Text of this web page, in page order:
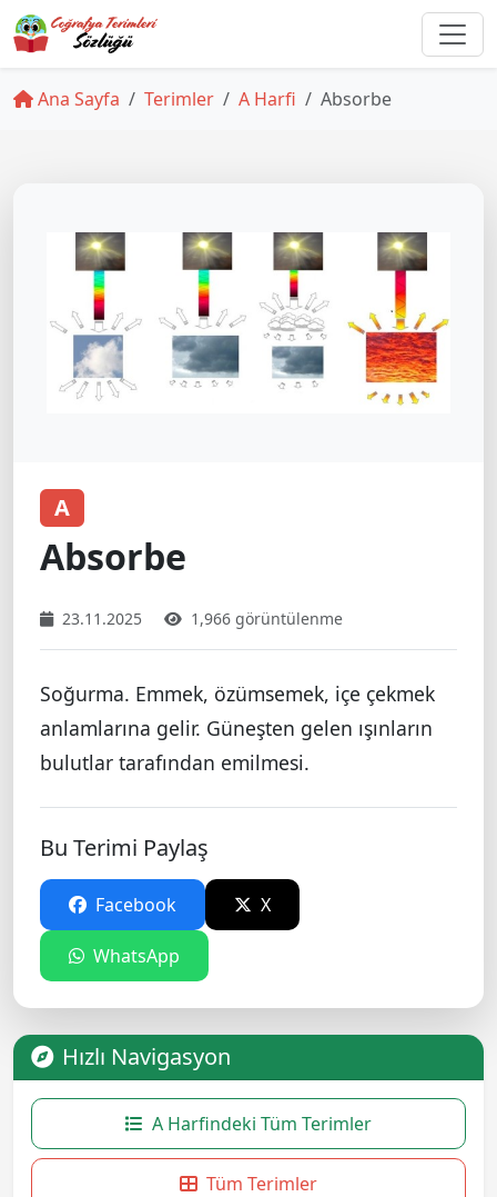
Ana Sayfa Terimler A Harfi Absorbe
A
Absorbe
23.11.2025 1,966 görüntülenme
Soğurma. Emmek, özümsemek, içe çekmek
anlamlarına gelir. Güneşten gelen ışınların
bulutlar tarafından emilmesi.
Bu Terimi Paylaş
Facebook X
WhatsApp
Hızlı Navigasyon
A Harfindeki Tüm Terimler
Tüm Terimler